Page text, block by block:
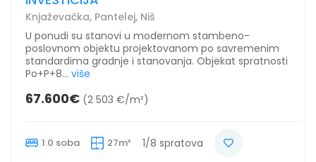
Knjaževačka, Pantelej, Niš
U ponudi su stanovi u modernom stambeno-
poslovnom objektu projektovanom po savremenim
standardima gradnje i stanovanja. Objekat spratnosti
Po+P+8... više
67.600€ (2 503 €/m²)
1.0 soba 27m² 1/8 spratova